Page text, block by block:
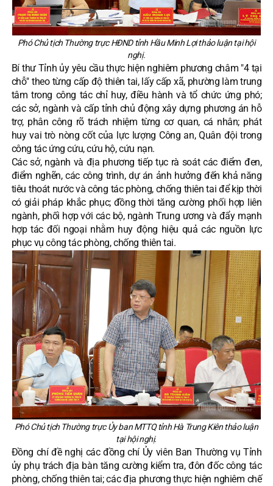
Phó Chủ tịch Thường trực HĐND tỉnh Hầu Minh Lợi thảo luận tại hội
nghị.
Bí thư Tỉnh ủy yêu cầu thực hiện nghiêm phương châm "4 tại
chỗ" theo từng cấp độ thiên tai, lấy cấp xã, phường làm trung
tâm trong công tác chỉ huy, điều hành và tổ chức ứng phó;
các sở, ngành và cấp tỉnh chủ động xây dựng phương án hỗ
trợ, phân công rõ trách nhiệm từng cơ quan, cá nhân; phát
huy vai trò nòng cốt của lực lượng Công an, Quân đội trong
công tác ứng cứu, cứu hộ, cứu nạn.
Các sở, ngành và địa phương tiếp tục rà soát các điểm đen,
điểm nghẽn, các công trình, dự án ảnh hưởng đến khả năng
tiêu thoát nước và công tác phòng, chống thiên tai để kịp thời
có giải pháp khắc phục; đồng thời tăng cường phối hợp liên
ngành, phối hợp với các bộ, ngành Trung ương và đẩy mạnh
hợp tác đối ngoại nhằm huy động hiệu quả các nguồn lực
phục vụ công tác phòng, chống thiên tai.
Phó Chủ tịch Thường trực Ủy ban MTTQ tỉnh Hà Trung Kiên thảo luận
tại hội nghị.
Đồng chí đề nghị các đồng chí Ủy viên Ban Thường vụ Tỉnh
ủy phụ trách địa bàn tăng cường kiểm tra, đôn đốc công tác
phòng, chống thiên tai; các địa phương thực hiện nghiêm chế